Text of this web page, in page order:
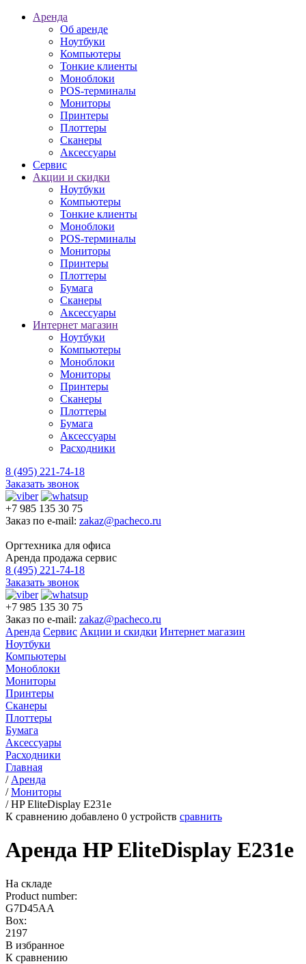
Аренда
Об аренде
Ноутбуки
Компьютеры
Тонкие клиенты
Моноблоки
POS-терминалы
Мониторы
Принтеры
Плоттеры
Сканеры
Аксессуары
Сервис
Акции и скидки
Ноутбуки
Компьютеры
Тонкие клиенты
Моноблоки
POS-терминалы
Мониторы
Принтеры
Плоттеры
Бумага
Сканеры
Аксессуары
Интернет магазин
Ноутбуки
Компьютеры
Моноблоки
Мониторы
Принтеры
Сканеры
Плоттеры
Бумага
Аксессуары
Расходники
8 (495) 221-74-18
Заказать звонок
+7 985 135 30 75
Заказ по e-mail: zakaz@pacheco.ru
Оргтехника для офиса
Аренда продажа сервис
8 (495) 221-74-18
Заказать звонок
+7 985 135 30 75
Заказ по e-mail: zakaz@pacheco.ru
Аренда Сервис Акции и скидки Интернет магазин
Ноутбуки
Компьютеры
Моноблоки
Мониторы
Принтеры
Сканеры
Плоттеры
Бумага
Аксессуары
Расходники
Главная
/ Аренда
/Мониторы
/HP EliteDisplay E231e
К сравнению добавлено 0 устройств сравнить
Аренда HP EliteDisplay E231e
На складе
Product number:
G7D45AA
Box:
2197
В избранное
К сравнению